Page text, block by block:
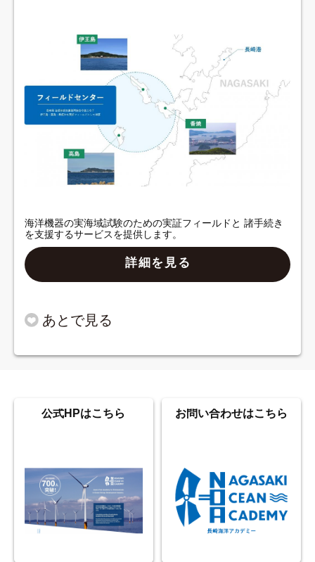
海洋機器の実海域試験のための実証フィールドと 諸手続き
を支援するサービスを提供します。
詳細を見る
公式HPはこちら お問い合わせはこちら